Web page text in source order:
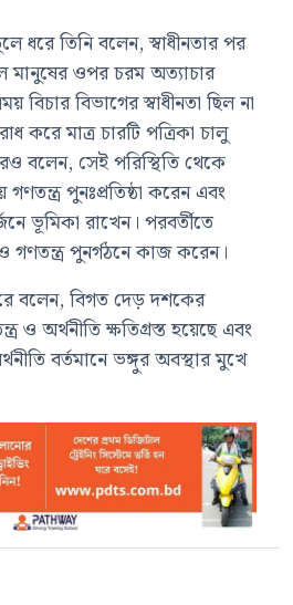
ধরে তিনি বলেন, স্বাধীনতার পর
মানুষের ওপর চরম অত্যাচার
বিচার বিভাগের স্বাধীনতা ছিল না
করে মাত্র চারটি পত্রিকা চালু
বলেন, সেই পরিস্থিতি থেকে
পুনঃপ্রতিষ্ঠা করেন এবং
ভূমিকা রাখেন। পরবর্তীতে
গণতন্ত্র পুনর্গঠনে কাজ করেন।
বলেন, বিগত দেড় দশকের
ও অর্থনীতি ক্ষতিগ্রস্ত হয়েছে এবং
বর্তমানে ভঙ্গুর অবস্থার মুখে